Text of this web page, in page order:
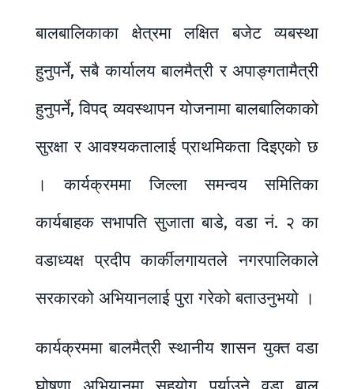
बालबालिकाका क्षेत्रमा लक्षित बजेट व्यबस्था
हुनुपर्ने, सबै कार्यालय बालमैत्री र अपाङ्गतामैत्री
हुनुपर्ने, विपद् व्यवस्थापन योजनामा बालबालिकाको
सुरक्षा र आवश्यकतालाई प्राथमिकता दिइएको छ
। कार्यक्रममा जिल्ला समन्वय समितिका
कार्यबाहक सभापति सुजाता बाडे, वडा नं. २ का
वडाध्यक्ष प्रदीप कार्कीलगायतले नगरपालिकाले
सरकारको अभियानलाई पुरा गरेको बताउनुभयो ।
कार्यक्रममा बालमैत्री स्थानीय शासन युक्त वडा